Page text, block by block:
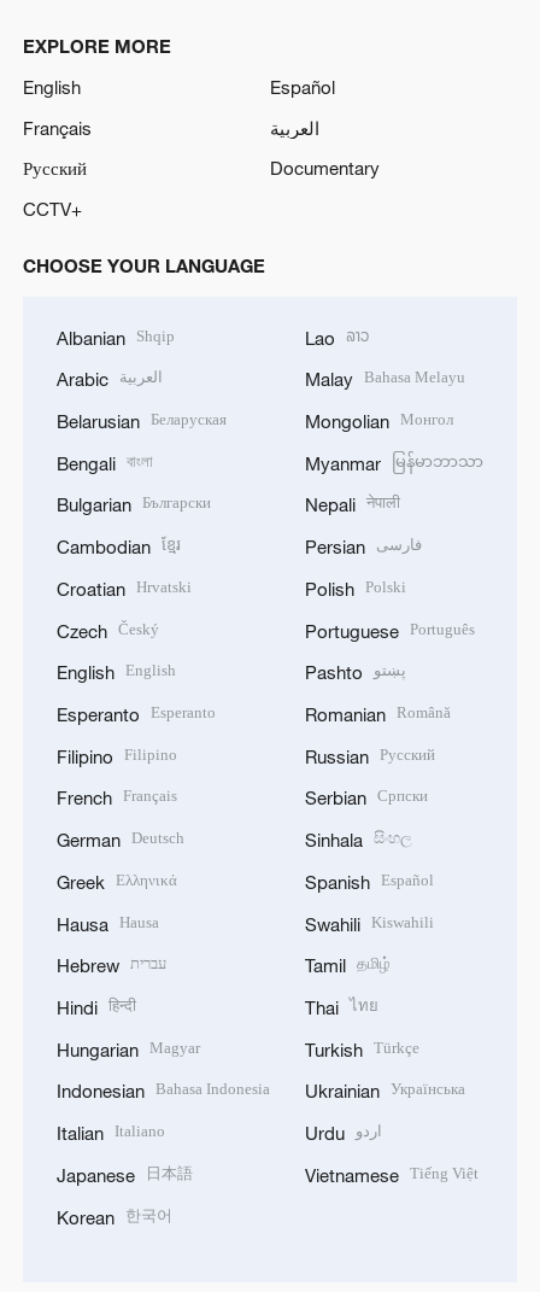
EXPLORE MORE
English
Español
Français
العربية
Русский
Documentary
CCTV+
CHOOSE YOUR LANGUAGE
Albanian Shqip
Arabic العربية
Belarusian Беларуская
Bengali বাংলা
Bulgarian Български
Cambodian ខ្មែរ
Croatian Hrvatski
Czech Český
English English
Esperanto Esperanto
Filipino Filipino
French Français
German Deutsch
Greek Ελληνικά
Hausa Hausa
Hebrew עברית
Hindi हिन्दी
Hungarian Magyar
Indonesian Bahasa Indonesia
Italian Italiano
Japanese 日本語
Korean 한국어
Lao ລາວ
Malay Bahasa Melayu
Mongolian Монгол
Myanmar မြန်မာဘာသာ
Nepali नेपाली
Persian فارسی
Polish Polski
Portuguese Português
Pashto پښتو
Romanian Română
Russian Русский
Serbian Српски
Sinhala සිංහල
Spanish Español
Swahili Kiswahili
Tamil தமிழ்
Thai ไทย
Turkish Türkçe
Ukrainian Українська
Urdu اردو
Vietnamese Tiếng Việt